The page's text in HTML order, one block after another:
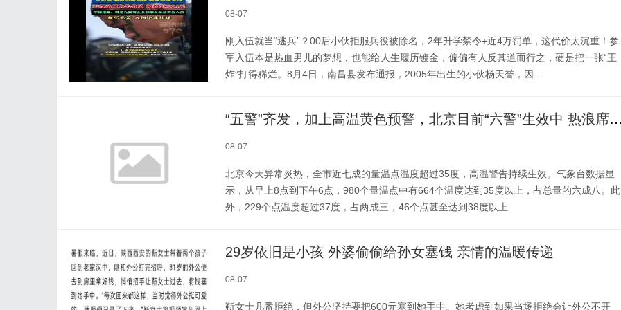
08-07
刚入伍就当“逃兵”？00后小伙拒服兵役被除名，2年升学禁令+近4万罚单，这代价太沉重！参
军入伍本是热血男儿的梦想，也能给人生履历镀金，偏偏有人反其道而行之，硬是把一张“王
炸”打得稀烂。8月4日，南昌县发布通报，2005年出生的小伙杨天誉，因...
“五警”齐发，加上高温黄色预警，北京目前“六警”生效中 热浪席卷全城
08-07
北京今天异常炎热，全市近七成的量温点温度超过35度，高温警告持续生效。气象台数据显
示，从早上8点到下午6点，980个量温点中有664个温度达到35度以上，占总量的六成八。此
外，229个点温度超过37度，占两成三，46个点甚至达到38度以上
29岁依旧是小孩 外婆偷偷给孙女塞钱 亲情的温暖传递
08-07
靳女士几番拒绝，但外公坚持要把600元塞到她手中。她考虑到如果当场拒绝会让外公不开